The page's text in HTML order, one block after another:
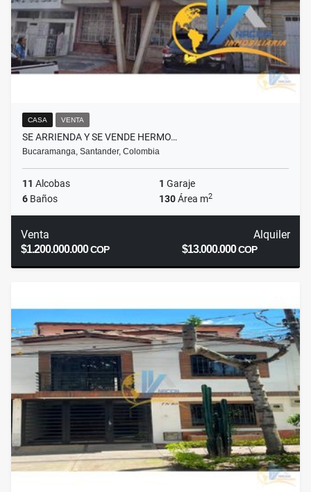
CASA VENTA
SE ARRIENDA Y SE VENDE HERMO…
Bucaramanga, Santander, Colombia
11 Alcobas 1 Garaje
6 Baños 130Área m2
Venta
$1.200.000.000COP
Alquiler
$13.000.000COP